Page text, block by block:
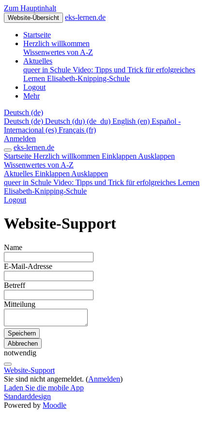
Zum Hauptinhalt
Website-Übersicht eks-lernen.de
Startseite
Herzlich willkommen
Wissenwertes von A-Z
Aktuelles
queer in Schule Video: Tipps und Trick für erfolgreiches
Lernen Elisabeth-Knipping-Schule
Logout
Mehr
Deutsch ‎(de)‎
Deutsch ‎(de)‎ Deutsch (du) ‎(de_du)‎ English ‎(en)‎ Español -
Internacional ‎(es)‎ Français ‎(fr)‎
Anmelden
eks-lernen.de
Startseite Herzlich willkommen Einklappen Ausklappen
Wissenwertes von A-Z
Aktuelles Einklappen Ausklappen
queer in Schule Video: Tipps und Trick für erfolgreiches Lernen
Elisabeth-Knipping-Schule
Logout
Website-Support
Name
E-Mail-Adresse
Betreff
Mitteilung
notwendig
Website-Support
Sie sind nicht angemeldet. (Anmelden)
Laden Sie die mobile App
Standarddesign
Powered by Moodle